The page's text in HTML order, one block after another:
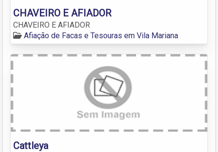
CHAVEIRO E AFIADOR
CHAVEIRO E AFIADOR
Afiação de Facas e Tesouras em Vila Mariana
Cattleya